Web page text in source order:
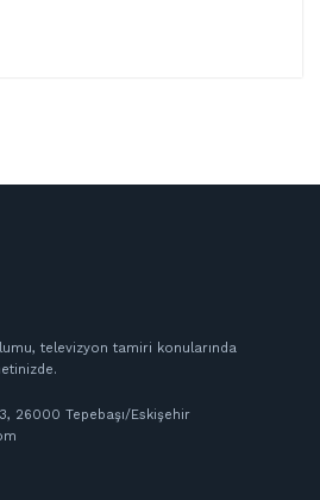
televizyon tamiri konularında
26000 Tepebaşı/Eskişehir